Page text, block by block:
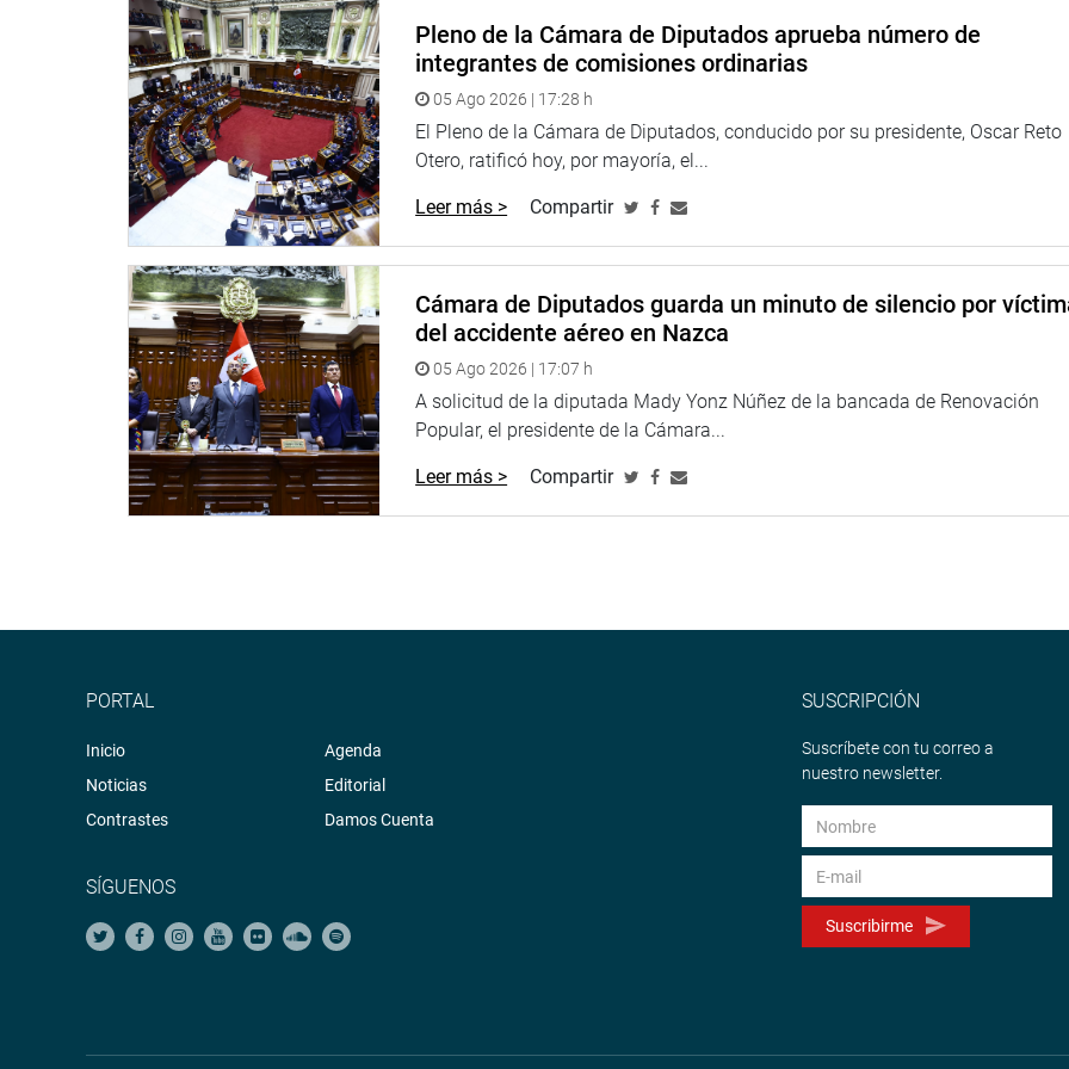
PCM que declaran en estado de emergencia diversas regiones y localidades del país, a consecuencia del sismo
ocurrido el 28 de noviembre de 2021.
Igualmente, sustentó su propuesta el congresista Wilson Quispe Mamani (PL), que plantea derogar la Ley N°
31494, Ley que reconoce a los Comités de Autodefensa y Desarrollo Rural y los incorpora en el Sistema de
Seguridad Ciudadana.
Su colega Vivían Olivos Martínez (FP), expuso su iniciativa que declara de necesidad pública e interés nacional la
creación de la Región Policial Lima Provincias, con sede en la ciudad de Huacho, con la finalidad de fortalecer
las acciones de prevención, orden y seguridad por parte de la Policía Nacional del Perú a favor de la población
ubicada en la circunscripción de la región Lima Provincias.
La legisladora Rosangella Barbarán Reyes (FP), explicó sobre su propuesta que plantea modificar la Ley 16126,
Ley que declara héroe nacional al Capitán FAP José Abelardo Quiñones Gonzales.
OFICINA DE COMUNICACIONES.
Pleno de la Cámara de Diputados aprueba número de
integrantes de comisiones ordinarias
05 Ago 2026 | 17:28 h
El Pleno de la Cámara de Diputados, conducido por su presidente, Oscar Reto
Otero, ratificó hoy, por mayoría, el...
Leer más > Compartir
Cámara de Diputados guarda un minuto de silencio por
del accidente aéreo en Nazca
05 Ago 2026 | 17:07 h
A solicitud de la diputada Mady Yonz Núñez de la bancada de Renovación
Popular, el presidente de la Cámara...
Leer más > Compartir
PORTAL
Inicio
Noticias
Contrastes
Agenda
Editorial
Damos Cuenta
SÍGUENOS
SUSCRIPCIÓN
Suscríbete con tu correo a
nuestro newsletter.
Suscribirme